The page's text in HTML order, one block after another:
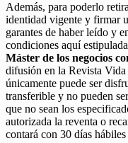
Además, para poderlo
identidad vigente y firmar
garantes de haber leído y
condiciones aquí
Máster de los negocios
difusión en la Revista
únicamente puede ser
transferible y no pueden
que no sean los
autorizada la reventa o
contará con 30 días